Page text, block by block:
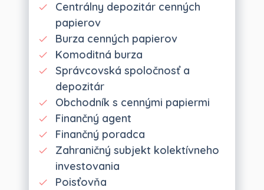
Centrálny depozitár cenných
papierov
Burza cenných papierov
Komoditná burza
Správcovská spoločnosť a
depozitár
Obchodník s cennými papiermi
Finančný agent
Finančný poradca
Zahraničný subjekt kolektívneho
investovania
Poisťovňa